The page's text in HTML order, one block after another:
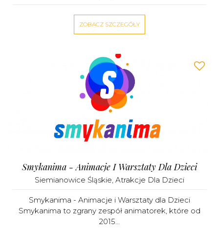
ZOBACZ SZCZEGÓŁY
Smykanima - Animacje I Warsztaty Dla Dzieci
Siemianowice Śląskie, Atrakcje Dla Dzieci
Smykanima - Animacje i Warsztaty dla Dzieci
Smykanima to zgrany zespół animatorek, które od
2015...